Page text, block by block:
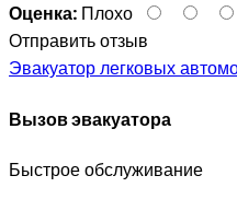
Оценка: Плохо
Отправить отзыв
Эвакуатор легковых
Вызов эвакуатора
Быстрое обслуживание